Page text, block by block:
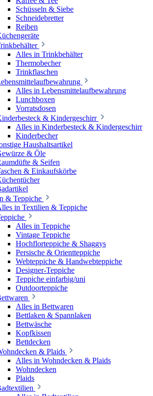
Schüsseln & Siebe
Schneidebretter
Reiben
Alles in Trinkbehälter
Thermobecher
Trinkflaschen
Alles in Lebensmittelaufbewahrung
Lunchboxen
Vorratsdosen
& Kindergeschirr
Alles in Kinderbesteck & Kindergeschirr
Kinderbecher
Haushaltsartikel
& Öle
& Seifen
& Einkaufskörbe
& Teppiche
in Textilien & Teppiche
Alles in Teppiche
Vintage Teppiche
Hochflorteppiche & Shaggys
Persische & Orientteppiche
Webteppiche & Handwebteppiche
Designer-Teppiche
Teppiche einfarbig/uni
Outdoorteppiche
Alles in Bettwaren
Bettlaken & Spannlaken
Bettwäsche
Kopfkissen
Bettdecken
& Plaids
Alles in Wohndecken & Plaids
Wohndecken
Plaids